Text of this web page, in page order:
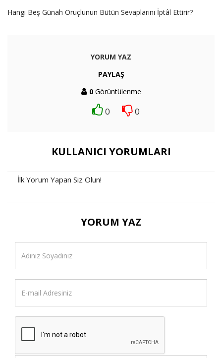
Hangi Beş Günah Oruçlunun Bütün Sevaplarını İptâl Ettirir?
YORUM YAZ
PAYLAŞ
0Görüntülenme
0 0
KULLANICI YORUMLARI
İlk Yorum Yapan Siz Olun!
YORUM YAZ